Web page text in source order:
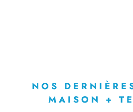
NOS
MAISON +